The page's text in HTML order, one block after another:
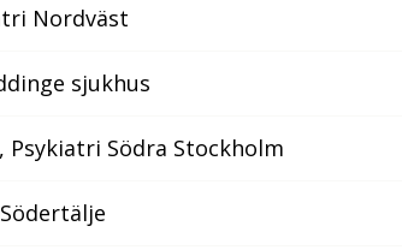
Nordväst
sjukhus
Södra Stockholm